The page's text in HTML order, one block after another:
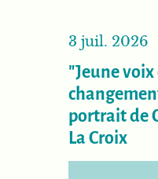
3 juil. 2026
"Jeune
portrait de
La Croix